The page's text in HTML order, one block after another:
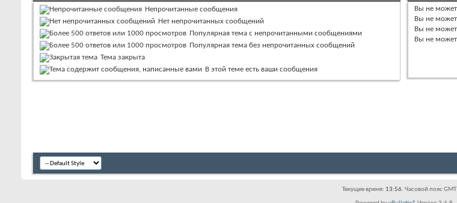
Непрочитанные сообщения
Нет непрочитанных сообщений
Популярная тема с непрочитанными сообщениями
Популярная тема без непрочитанных сообщений
Тема закрыта
В этой теме есть ваши сообщения
Вы не
Вы не
Вы не
Вы не
Текущее время: 13:56. Часовой пояс GMT